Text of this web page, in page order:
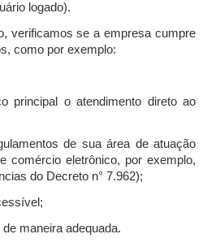
logado).
verificamos se a empresa cumpre
como por exemplo:
o atendimento direto ao
de sua área de atuação
comércio eletrônico, por exemplo,
do Decreto n° 7.962);
maneira adequada.